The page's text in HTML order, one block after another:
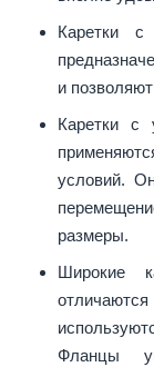
Каретки с
и
Каретки с
условий.
размеры.
Широкие
Фланцы